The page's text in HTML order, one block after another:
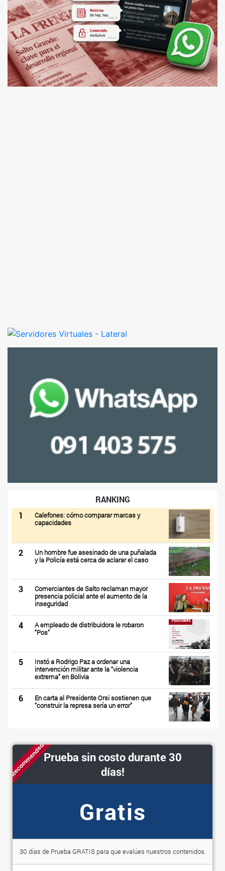
RANKING
1
Calefones: cómo comparar marcas y
capacidades
2
Un hombre fue asesinado de una puñalada
y la Policía está cerca de aclarar el caso
3
Comerciantes de Salto reclaman mayor
presencia policial ante el aumento de la
inseguridad
4
A empleado de distribuidora le robaron
“Pos”
5
Instó a Rodrigo Paz a ordenar una
intervención militar ante la “violencia
extrema” en Bolivia
6
En carta al Presidente Orsi sostienen que
“construir la represa sería un error”
RecommendedPrueba sin costo durante 30
días!
Gratis
30 días de Prueba GRATIS para que evalúes nuestros contenidos.